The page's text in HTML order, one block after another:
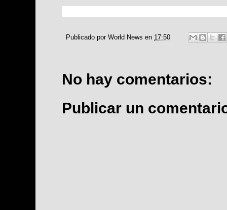
Publicado por World News en 17:50
No hay comentarios:
Publicar un